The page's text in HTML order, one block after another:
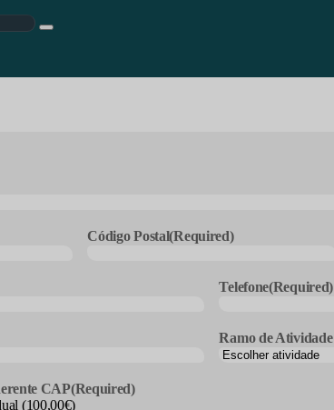
Código Postal(Required)
Telefone(Required)
Ramo de Atividade
CAP(Required)
(100,00€)